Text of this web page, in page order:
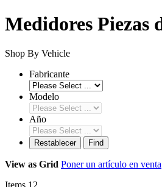
Medidores Piezas
Shop By Vehicle
Fabricante
Modelo
Año
Restablecer Find
View as Grid Poner un artículo en venta